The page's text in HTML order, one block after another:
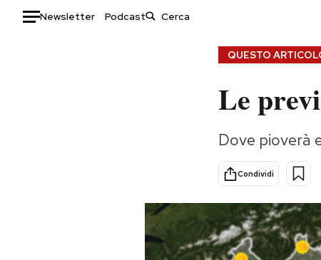
Newsletter Podcast
Consumismi
Storie/Idee
Ok Boomer!
Media
Europa
QUESTO
Le
Dove pioverà
Condividi